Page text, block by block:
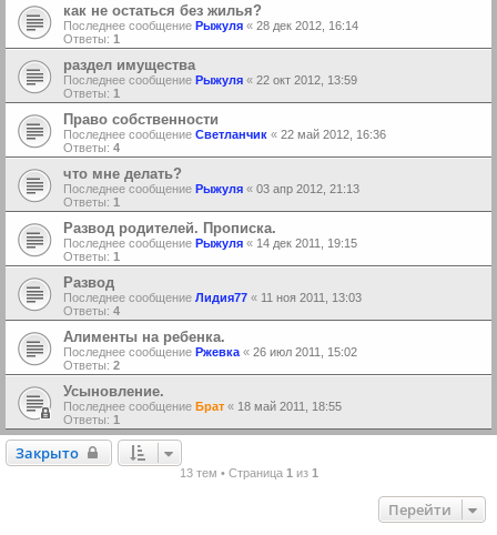
как не остаться без жилья?
Последнее сообщение Рыжуля « 28 дек 2012, 16:14
Ответы: 1
раздел имущества
Последнее сообщение Рыжуля « 22 окт 2012, 13:59
Ответы: 1
Право собственности
Последнее сообщение Светланчик « 22 май 2012, 16:36
Ответы: 4
что мне делать?
Последнее сообщение Рыжуля « 03 апр 2012, 21:13
Ответы: 1
Развод родителей. Прописка.
Последнее сообщение Рыжуля « 14 дек 2011, 19:15
Ответы: 1
Развод
Последнее сообщение Лидия77 « 11 ноя 2011, 13:03
Ответы: 4
Алименты на ребенка.
Последнее сообщение Ржевка « 26 июл 2011, 15:02
Ответы: 2
Усыновление.
Последнее сообщение Брат « 18 май 2011, 18:55
Ответы: 1
Закрыто
Закрыто
13 тем • Страница 1 из 1
Перейти